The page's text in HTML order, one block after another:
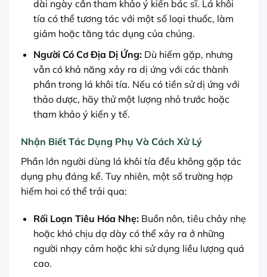
dài ngày cần tham khảo ý kiến bác sĩ. Lá khôi
tía có thể tương tác với một số loại thuốc, làm
giảm hoặc tăng tác dụng của chúng.
Người Có Cơ Địa Dị Ứng:Dù hiếm gặp, nhưng
vẫn có khả năng xảy ra dị ứng với các thành
phần trong lá khôi tía. Nếu có tiền sử dị ứng với
thảo dược, hãy thử một lượng nhỏ trước hoặc
tham khảo ý kiến y tế.
Nhận Biết Tác Dụng Phụ Và Cách Xử Lý
Phần lớn người dùng lá khôi tía đều không gặp tác
dụng phụ đáng kể. Tuy nhiên, một số trường hợp
hiếm hoi có thể trải qua:
Rối Loạn Tiêu Hóa Nhẹ:Buồn nôn, tiêu chảy nhẹ
hoặc khó chịu dạ dày có thể xảy ra ở những
người nhạy cảm hoặc khi sử dụng liều lượng quá
cao.